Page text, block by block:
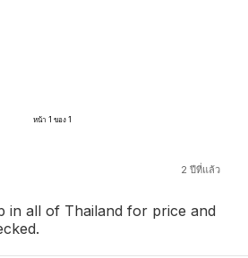
หน้า 1 ของ 1
2 ปีที่แล้ว
in all of Thailand for price and